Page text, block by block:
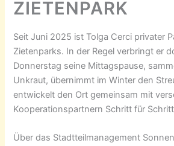
ZIETENPARK
Seit Juni 2025 ist Tolga Cerci privater
Zietenparks. In der Regel verbringt er
Donnerstag seine Mittagspause,
Unkraut, übernimmt im Winter den
entwickelt den Ort gemeinsam mit
Kooperationspartnern Schritt für
Über das Stadtteilmanagement